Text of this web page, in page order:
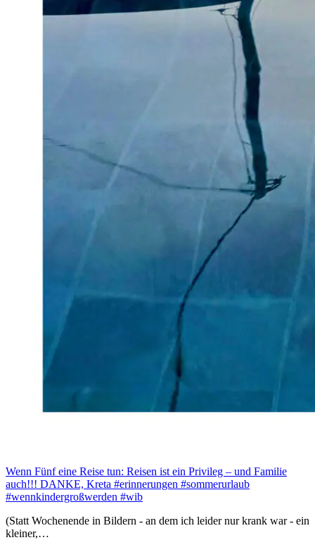
Wenn Fünf eine Reise tun: Reisen ist ein Privileg – und Familie
auch!!! DANKE, Kreta #erinnerungen #sommerurlaub
#wennkindergroßwerden #wib
(Statt Wochenende in Bildern - an dem ich leider nur krank war - ein
kleiner,…